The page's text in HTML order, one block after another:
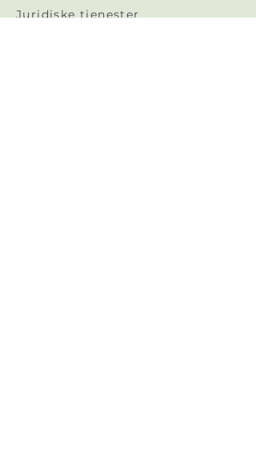
Juridiske tjenester​